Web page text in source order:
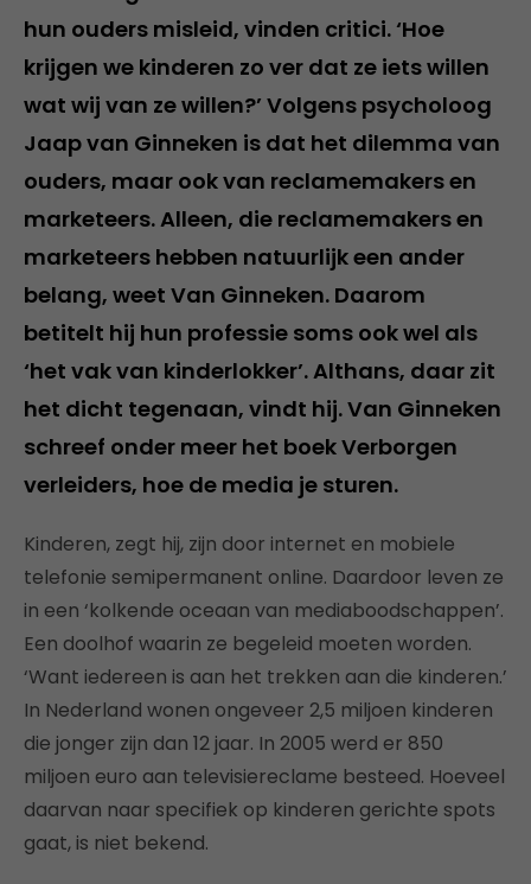
hun ouders misleid, vinden critici. ‘Hoe
krijgen we kinderen zo ver dat ze iets willen
wat wij van ze willen?’ Volgens psycholoog
Jaap van Ginneken is dat het dilemma van
ouders, maar ook van reclamemakers en
marketeers. Alleen, die reclamemakers en
marketeers hebben natuurlijk een ander
belang, weet Van Ginneken. Daarom
betitelt hij hun professie soms ook wel als
‘het vak van kinderlokker’. Althans, daar zit
het dicht tegenaan, vindt hij. Van Ginneken
schreef onder meer het boek Verborgen
verleiders, hoe de media je sturen.
Kinderen, zegt hij, zijn door internet en mobiele
telefonie semipermanent online. Daardoor leven ze
in een ‘kolkende oceaan van mediaboodschappen’.
Een doolhof waarin ze begeleid moeten worden.
‘Want iedereen is aan het trekken aan die kinderen.’
In Nederland wonen ongeveer 2,5 miljoen kinderen
die jonger zijn dan 12 jaar. In 2005 werd er 850
miljoen euro aan televisiereclame besteed. Hoeveel
daarvan naar specifiek op kinderen gerichte spots
gaat, is niet bekend.